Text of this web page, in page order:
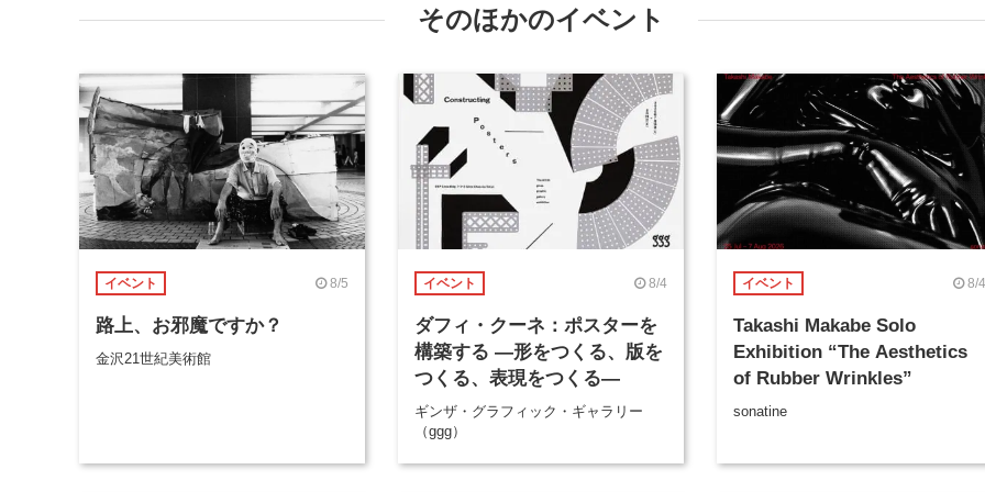
そのほかのイベント
イベント 8/5
路上、お邪魔ですか？
金沢21世紀美術館
イベント 8/4
ダフィ・クーネ：ポスターを
構築する ―形をつくる、版を
つくる、表現をつくる―
ギンザ・グラフィック・ギャラリー
（ggg）
イベント 8/4
Takashi Makabe Solo
Exhibition “The Aesthetics
of Rubber Wrinkles”
sonatine